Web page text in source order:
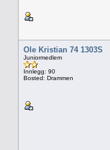
Ole Kristian 74 1303S
Juniormedlem
Innlegg: 90
Bosted: Drammen